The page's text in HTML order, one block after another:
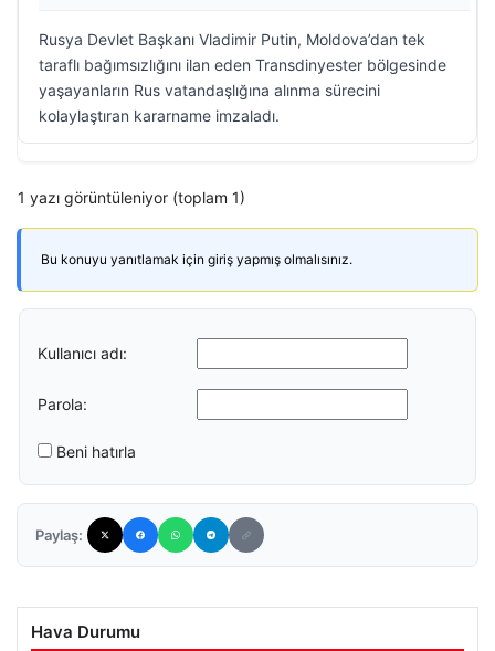
Rusya Devlet Başkanı Vladimir Putin, Moldova’dan tek
taraflı bağımsızlığını ilan eden Transdinyester bölgesinde
yaşayanların Rus vatandaşlığına alınma sürecini
kolaylaştıran kararname imzaladı.
1 yazı görüntüleniyor (toplam 1)
Bu konuyu yanıtlamak için giriş yapmış olmalısınız.
Kullanıcı adı:
Parola:
Beni hatırla
Paylaş:
Hava Durumu